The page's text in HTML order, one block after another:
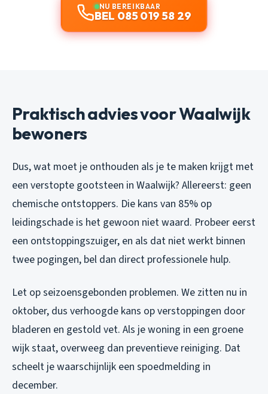
NU BEREIKBAAR
BEL 085 019 58 29
Praktisch advies voor Waalwijk
bewoners
Dus, wat moet je onthouden als je te maken krijgt met
een verstopte gootsteen in Waalwijk? Allereerst: geen
chemische ontstoppers. Die kans van 85% op
leidingschade is het gewoon niet waard. Probeer eerst
een ontstoppingszuiger, en als dat niet werkt binnen
twee pogingen, bel dan direct professionele hulp.
Let op seizoensgebonden problemen. We zitten nu in
oktober, dus verhoogde kans op verstoppingen door
bladeren en gestold vet. Als je woning in een groene
wijk staat, overweeg dan preventieve reiniging. Dat
scheelt je waarschijnlijk een spoedmelding in
december.